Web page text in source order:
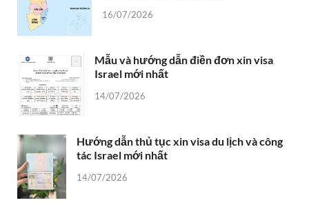
16/07/2026
Mẫu và hướng dẫn điền đơn xin visa
Israel mới nhất
14/07/2026
Hướng dẫn thủ tục xin visa du lịch và công
tác Israel mới nhất
14/07/2026